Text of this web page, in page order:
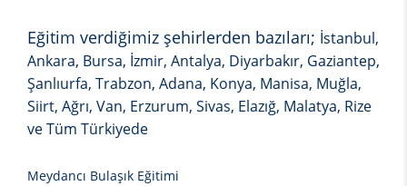
Eğitim verdiğimiz şehirlerden bazıları; İstanbul,
Ankara, Bursa, İzmir, Antalya, Diyarbakır, Gaziantep,
Şanlıurfa, Trabzon, Adana, Konya, Manisa, Muğla,
Siirt, Ağrı, Van, Erzurum, Sivas, Elazığ, Malatya, Rize
ve Tüm Türkiyede
Meydancı Bulaşık Eğitimi